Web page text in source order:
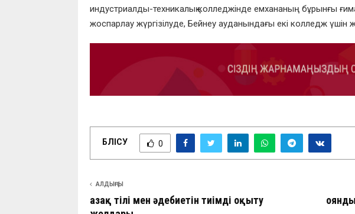
индустриалды-техникалық колледжінде емхананың бұрынғы
жоспарлау жүргізілуде, Бейнеу ауданындағы екі колледж
БӨЛІСУ 0
АЛДЫҢҒЫ
Қазақ тілі мен әдебиетін тиімді оқыту